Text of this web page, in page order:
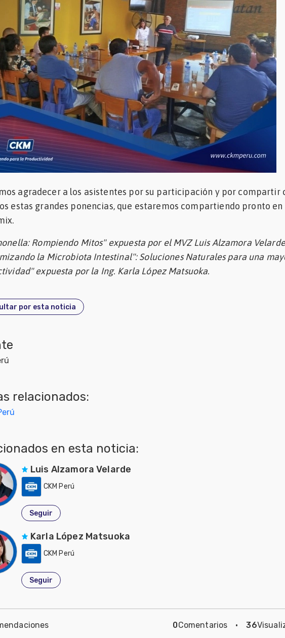
agradecer a los asistentes por su participación y por compartir
estas grandes ponencias, que estaremos compartiendo pronto en
Rompiendo Mitos" expuesta por el MVZ Luis Alzamora Velarde
la Microbiota Intestinal": Soluciones Naturales para una
expuesta por la Ing. Karla López Matsuoka.
por esta noticia
relacionados:
en esta noticia:
Luis Alzamora Velarde
CKM Perú
Seguir
Karla López Matsuoka
CKM Perú
Seguir
0Comentarios · 36